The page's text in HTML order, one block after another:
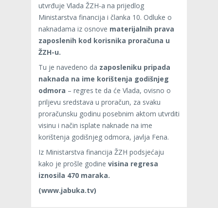
utvrđuje Vlada ŽZH-a na prijedlog
Ministarstva financija i članka 10. Odluke o
naknadama iz osnove materijalnih prava
zaposlenih kod korisnika proračuna u
ŽZH-u.
Tu je navedeno da zaposleniku pripada
naknada na ime korištenja godišnjeg
odmora – regres te da će Vlada, ovisno o
priljevu sredstava u proračun, za svaku
proračunsku godinu posebnim aktom utvrditi
visinu i način isplate naknade na ime
korištenja godišnjeg odmora, javlja Fena.
Iz Ministarstva financija ŽZH podsjećaju
kako je prošle godine visina regresa
iznosila 470 maraka.
(www.jabuka.tv)